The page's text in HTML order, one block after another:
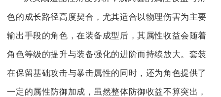
色的成长路径高度契合，尤其适合以物理伤害为主要
输出手段的角色，在装备成型后，其属性收益会随着
角色等级的提升与装备强化的进阶而持续放大。套装
在保留基础攻击与暴击属性的同时，还为角色提供了
一定的属性防御加成，虽然整体防御收益不算突出，